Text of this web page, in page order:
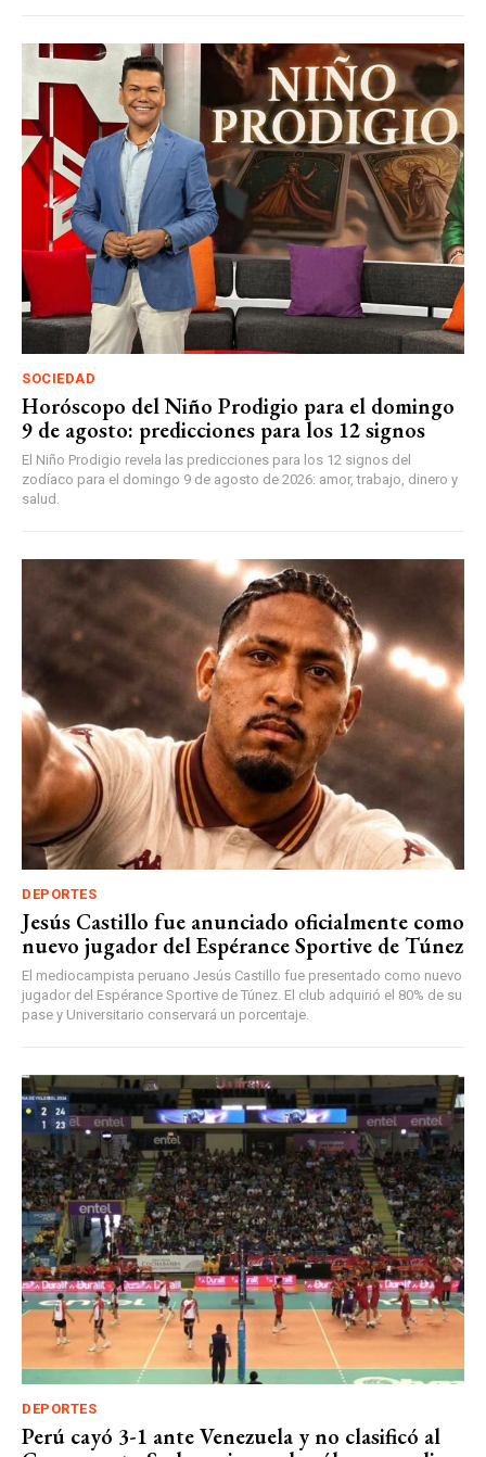
SOCIEDAD
Horóscopo del Niño Prodigio para el domingo
9 de agosto: predicciones para los 12 signos
El Niño Prodigio revela las predicciones para los 12 signos del
zodíaco para el domingo 9 de agosto de 2026: amor, trabajo, dinero y
salud.
DEPORTES
Jesús Castillo fue anunciado oficialmente como
nuevo jugador del Espérance Sportive de Túnez
El mediocampista peruano Jesús Castillo fue presentado como nuevo
jugador del Espérance Sportive de Túnez. El club adquirió el 80% de su
pase y Universitario conservará un porcentaje.
DEPORTES
Perú cayó 3-1 ante Venezuela y no clasificó al